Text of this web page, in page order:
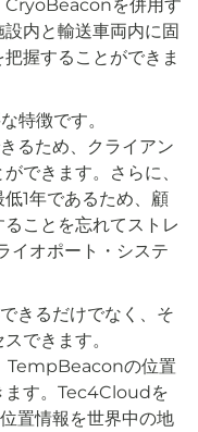
CryoBeaconを併用す
内と輸送車両内に固
握することができま
特徴です。
るため、クライアン
できます。さらに、
1年であるため、顧
ことを忘れてストレ
イオポート・システ
きるだけでなく、そ
できます。
TempBeaconの位置
ます。Tec4Cloudを
置情報を世界中の地